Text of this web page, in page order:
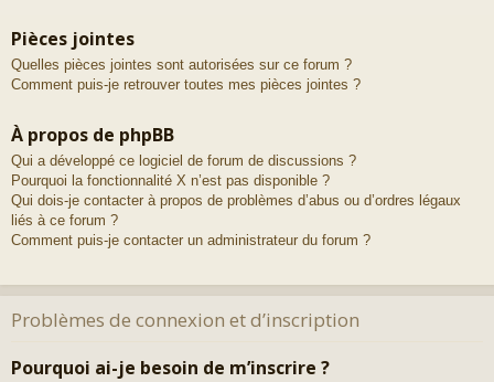
Pièces jointes
Quelles pièces jointes sont autorisées sur ce forum ?
Comment puis-je retrouver toutes mes pièces jointes ?
À propos de phpBB
Qui a développé ce logiciel de forum de discussions ?
Pourquoi la fonctionnalité X n’est pas disponible ?
Qui dois-je contacter à propos de problèmes d’abus ou d’ordres légaux
liés à ce forum ?
Comment puis-je contacter un administrateur du forum ?
Problèmes de connexion et d’inscription
Pourquoi ai-je besoin de m’inscrire ?